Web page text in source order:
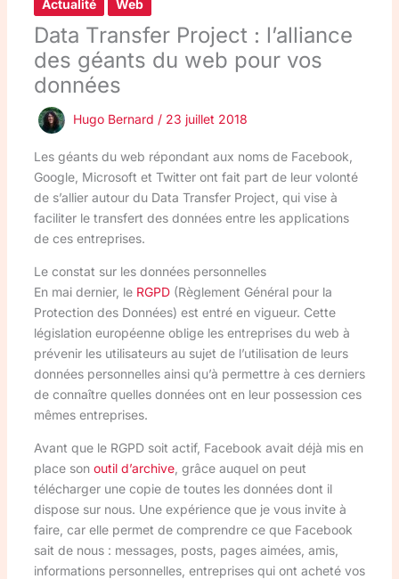
Actualité Web
Data Transfer Project : l’alliance
des géants du web pour vos
données
Hugo Bernard / 23 juillet 2018
Les géants du web répondant aux noms de Facebook,
Google, Microsoft et Twitter ont fait part de leur volonté
de s’allier autour du Data Transfer Project, qui vise à
faciliter le transfert des données entre les applications
de ces entreprises.
Le constat sur les données personnelles
En mai dernier, le RGPD (Règlement Général pour la
Protection des Données) est entré en vigueur. Cette
législation européenne oblige les entreprises du web à
prévenir les utilisateurs au sujet de l’utilisation de leurs
données personnelles ainsi qu’à permettre à ces derniers
de connaître quelles données ont en leur possession ces
mêmes entreprises.
Avant que le RGPD soit actif, Facebook avait déjà mis en
place son outil d’archive, grâce auquel on peut
télécharger une copie de toutes les données dont il
dispose sur nous. Une expérience que je vous invite à
faire, car elle permet de comprendre ce que Facebook
sait de nous : messages, posts, pages aimées, amis,
informations personnelles, entreprises qui ont acheté vos